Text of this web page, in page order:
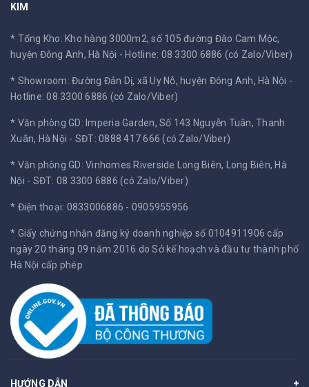
KIM
* Tổng Kho: Kho hàng 3000m2, số 105 đường Đào Cam Mộc,
huyện Đông Anh, Hà Nội -Hotline: 08 3300 6886 (có Zalo/Viber)
* Showroom: Đường Đản Dị, xã Uy Nỗ, huyện Đông Anh, Hà Nội -
Hotline: 08 3300 6886 (có Zalo/Viber)
* Văn phòng GD: Imperia Garden, Số 143 Nguyễn Tuân, Thanh
Xuân, Hà Nội - SĐT: 0888 417 666 (có Zalo/Viber)
* Văn phòng GD: Vinhomes Riverside Long Biên, Long Biên, Hà
Nội - SĐT: 08 3300 6886 (có Zalo/Viber)
* Điện thoại: 0833006886 - 0905955956
* Giấy chứng nhận đăng ký doanh nghiệp số 0104911906 cấp
ngày 20 tháng 09 năm 2016 do Sở kế hoạch và đầu tư thành phố
Hà Nội cấp phép
HƯỚNG DẪN